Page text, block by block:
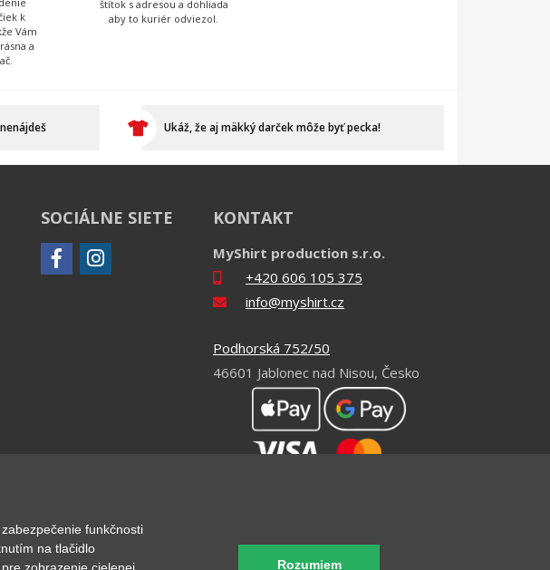
k
Vám
a
štítok s adresou a dohliada
aby to kuriér odviezol.
Ukáž, že aj mäkký darček môže byť pecka!
SOCIÁLNE SIETE KONTAKT
MyShirt production s.r.o.
+420 606 105 375
info@myshirt.cz
Podhorská 752/50
46601 Jablonec nad Nisou, Česko
funkčnosti
na tlačidlo
Rozumiem